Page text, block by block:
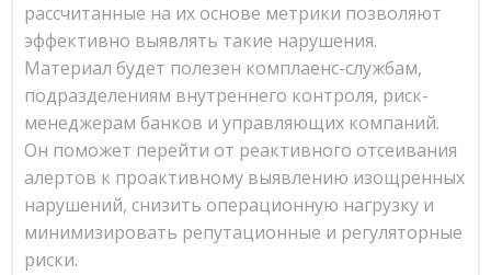
рассчитанные на их основе метрики позволяют
эффективно выявлять такие нарушения.
Материал будет полезен комплаенс-службам,
подразделениям внутреннего контроля, риск-
менеджерам банков и управляющих компаний.
Он поможет перейти от реактивного отсеивания
алертов к проактивному выявлению изощренных
нарушений, снизить операционную нагрузку и
минимизировать репутационные и регуляторные
риски.